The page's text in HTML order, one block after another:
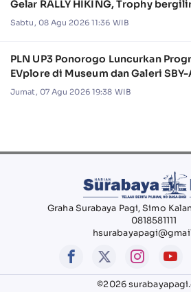
Gelar RALLY HIKING, Trophy
Camat Jabon
Sabtu, 08 Agu 2026 11:36 WIB
PLN UP3 Ponorogo Luncurkan
EVplore di Museum dan Galeri
Jumat, 07 Agu 2026 19:38 WIB
Graha Surabaya Pagi, Simo
0818581111
©2026